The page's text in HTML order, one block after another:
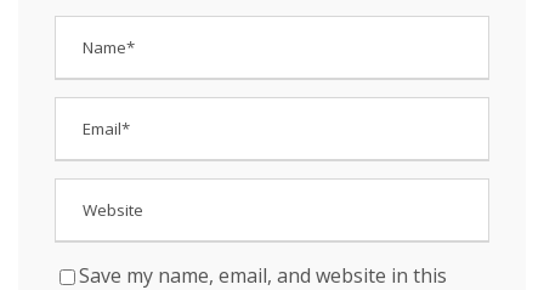
Save my name, email, and website in this